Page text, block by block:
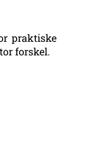
praktiske
forskel.